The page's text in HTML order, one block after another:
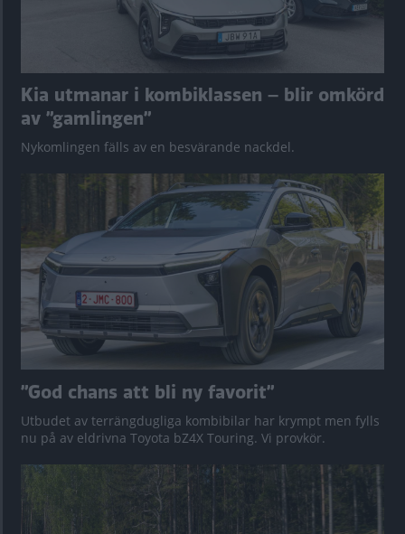
Kia utmanar i kombiklassen – blir omkörd
av ”gamlingen”
Nykomlingen fälls av en besvärande nackdel.
”God chans att bli ny favorit”
Utbudet av terrängdugliga kombibilar har krympt men fylls
nu på av eldrivna Toyota bZ4X Touring. Vi provkör.